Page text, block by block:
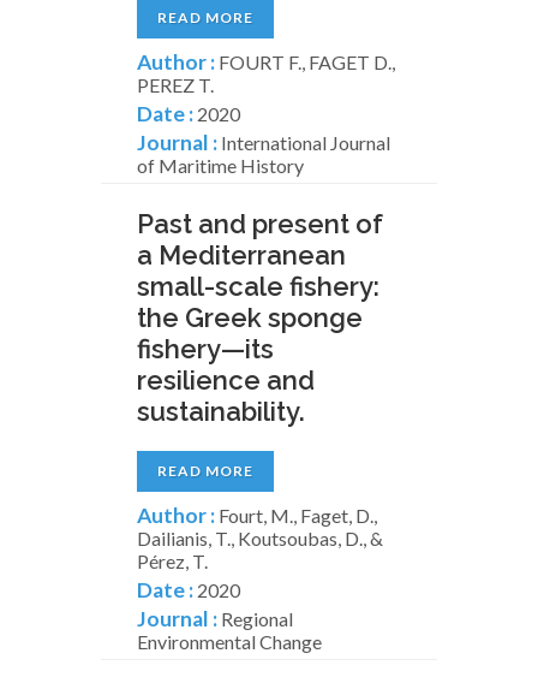
READ MORE
Author : FOURT F., FAGET D.,
PEREZ T.
Date : 2020
Journal : International Journal
of Maritime History
Past and present of
a Mediterranean
small-scale fishery:
the Greek sponge
fishery—its
resilience and
sustainability.
READ MORE
Author : Fourt, M., Faget, D.,
Dailianis, T., Koutsoubas, D., &
Pérez, T.
Date : 2020
Journal : Regional
Environmental Change